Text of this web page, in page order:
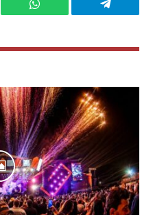
WhatsApp Telegram